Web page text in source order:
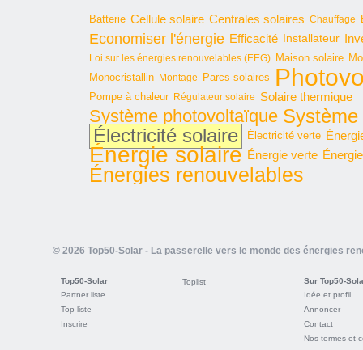
Batterie Cellule solaire Centrales solaires Chauffage
Economiser l'énergie Efficacité Installateur
Loi sur les énergies renouvelables (EEG) Maison solaire
Monocristallin Montage Parcs solaires
Pompe à chaleur Régulateur solaire Solaire thermique
Système photovoltaïque
Électricité solaire Électricité verte
Énergie solaire Énergie verte
Énergies renouvelables
© 2026 Top50-Solar - La passerelle vers le monde des énergies
Top50-Solar
Partner liste
Top liste
Inscrire
Toplist
Sur Top50-
Idée et profil
Annoncer
Contact
Nos termes et